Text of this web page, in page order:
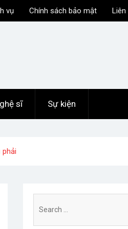
vụ Chính sách bảo mật Liên
sĩ Sự kiện
for: